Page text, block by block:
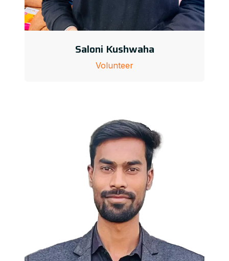
Saloni Kushwaha
Volunteer